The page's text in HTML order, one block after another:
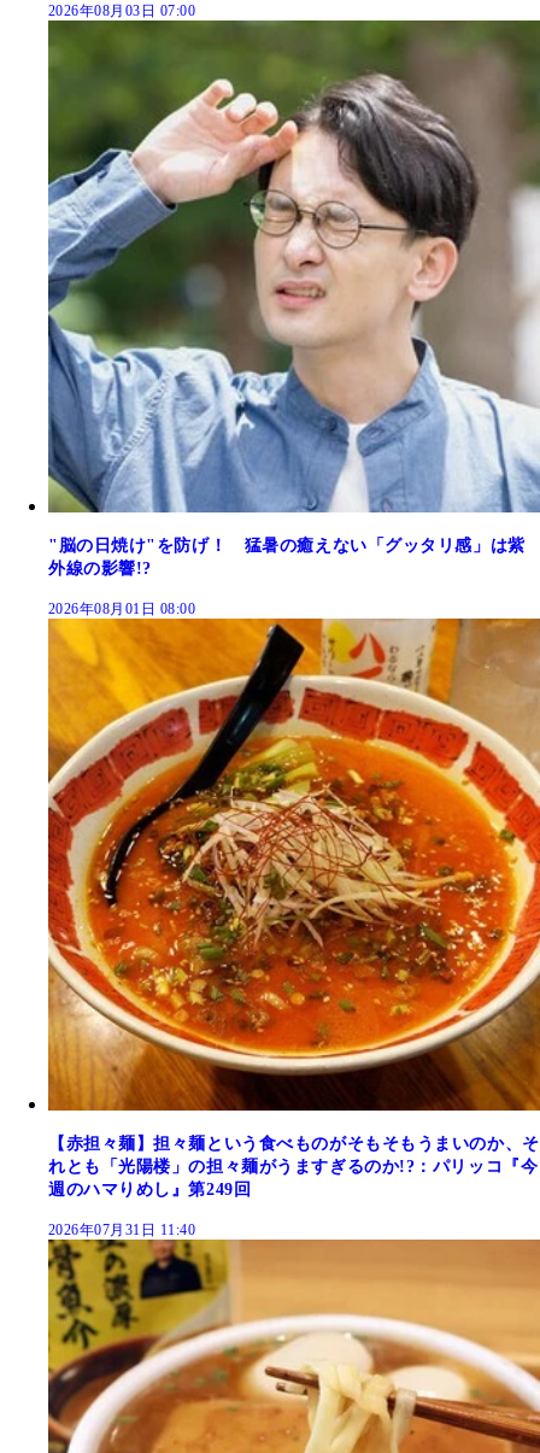
2026年08月03日 07:00
"脳の日焼け"を防げ！ 猛暑の癒えない「グッタリ感」は紫
外線の影響!?
2026年08月01日 08:00
【赤担々麺】担々麺という食べものがそもそもうまいのか、そ
れとも「光陽楼」の担々麺がうますぎるのか!?：パリッコ『今
週のハマりめし』第249回
2026年07月31日 11:40